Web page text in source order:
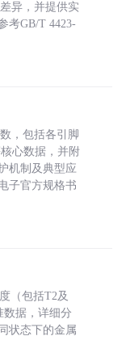
异，并提供实
考GB/T 4423-
，包括各引脚
心数据，并附
机制及典型应
子官方规格书
（包括T2及
数据，详细分
状态下的金属